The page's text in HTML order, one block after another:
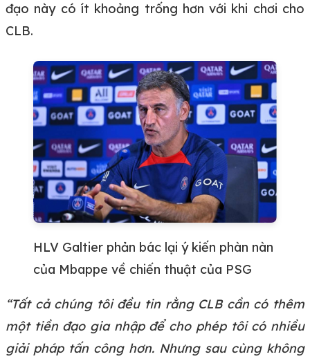
đạo này có ít khoảng trống hơn với khi chơi cho
CLB.
HLV Galtier phản bác lại ý kiến phàn nàn
của Mbappe về chiến thuật của PSG
“Tất cả chúng tôi đều tin rằng CLB cần có thêm
một tiền đạo gia nhập để cho phép tôi có nhiều
giải pháp tấn công hơn. Nhưng sau cùng không